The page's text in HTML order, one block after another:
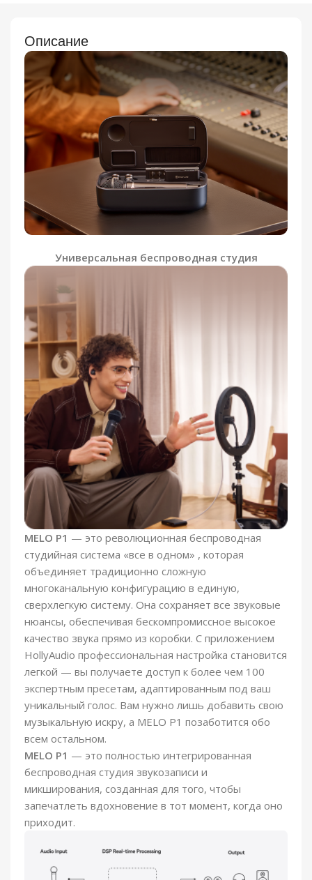
Описание
Универсальная беспроводная студия
MELO P1 — это революционная беспроводная
студийная система «все в одном» , которая
объединяет традиционно сложную
многоканальную конфигурацию в единую,
сверхлегкую систему. Она сохраняет все звуковые
нюансы, обеспечивая бескомпромиссное высокое
качество звука прямо из коробки. С приложением
HollyAudio профессиональная настройка становится
легкой — вы получаете доступ к более чем 100
экспертным пресетам, адаптированным под ваш
уникальный голос. Вам нужно лишь добавить свою
музыкальную искру, а MELO P1 позаботится обо
всем остальном.
MELO P1 — это полностью интегрированная
беспроводная студия звукозаписи и
микширования, созданная для того, чтобы
запечатлеть вдохновение в тот момент, когда оно
приходит.